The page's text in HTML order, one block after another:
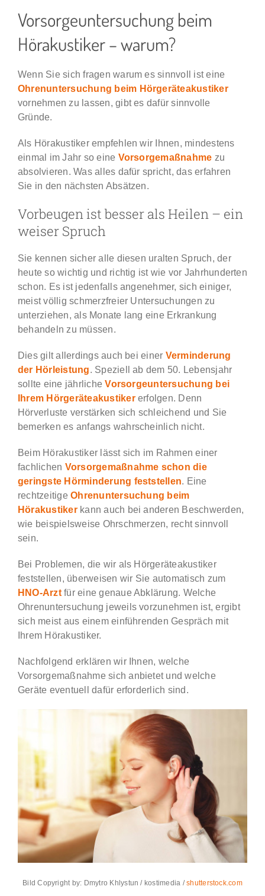
Karriere & Jobs
Vorsorgeuntersuchung beim
Hörakustiker – warum?
Wenn Sie sich fragen warum es sinnvoll ist eine
Ohrenuntersuchung beim Hörgeräteakustiker
vornehmen zu lassen, gibt es dafür sinnvolle
Gründe.
Als Hörakustiker empfehlen wir Ihnen, mindestens
einmal im Jahr so eine Vorsorgemaßnahme zu
absolvieren. Was alles dafür spricht, das erfahren
Sie in den nächsten Absätzen.
Vorbeugen ist besser als Heilen – ein
weiser Spruch
Sie kennen sicher alle diesen uralten Spruch, der
heute so wichtig und richtig ist wie vor Jahrhunderten
schon. Es ist jedenfalls angenehmer, sich einiger,
meist völlig schmerzfreier Untersuchungen zu
unterziehen, als Monate lang eine Erkrankung
behandeln zu müssen.
Dies gilt allerdings auch bei einer Verminderung
der Hörleistung. Speziell ab dem 50. Lebensjahr
sollte eine jährlicheVorsorgeuntersuchung bei
Ihrem Hörgeräteakustikererfolgen. Denn
Hörverluste verstärken sich schleichend und Sie
bemerken es anfangs wahrscheinlich nicht.
Beim Hörakustiker lässt sich im Rahmen einer
fachlichen Vorsorgemaßnahme schon die
geringste Hörminderung feststellen. Eine
rechtzeitigeOhrenuntersuchung beim
Hörakustikerkann auch bei anderen Beschwerden,
wie beispielsweise Ohrschmerzen, recht sinnvoll
sein.
Bei Problemen, die wir als Hörgeräteakustiker
feststellen, überweisen wir Sie automatisch zum
HNO-Arztfür eine genaue Abklärung. Welche
Ohrenuntersuchung jeweils vorzunehmen ist, ergibt
sich meist aus einem einführenden Gespräch mit
Ihrem Hörakustiker.
Nachfolgend erklären wir Ihnen, welche
Vorsorgemaßnahme sich anbietet und welche
Geräte eventuell dafür erforderlich sind.
Bild Copyright by: Dmytro Khlystun / kostimedia /shutterstock.com